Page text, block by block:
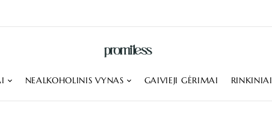
NEALKOHOLINIS VYNAS GAIVIEJI GĖRIMAI RINKINIAI